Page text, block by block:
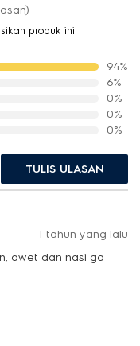
produk ini
94%
6%
0%
0%
0%
TULIS ULASAN
1 tahun yang lalu
awet dan nasi ga